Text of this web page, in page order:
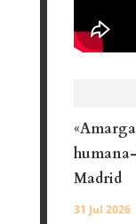
Madrid
31 Jul 2026